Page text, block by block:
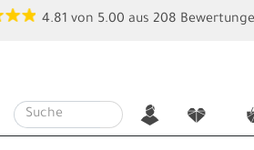
4.81 von 5.00 aus 208
n f